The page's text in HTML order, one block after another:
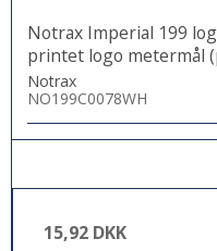
Notrax Imperial 199
printet logo metermål
Notrax
NO199C0078WH
15,92 DKK